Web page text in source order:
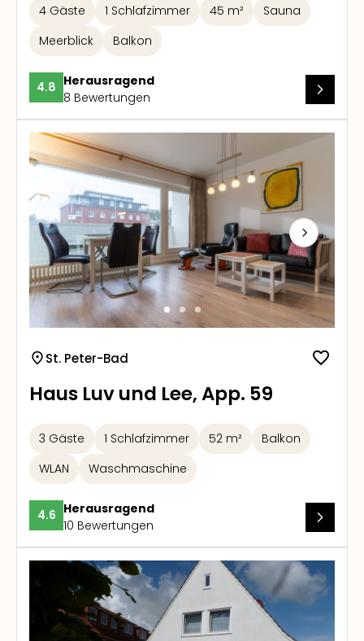
4 Gäste 1 Schlafzimmer 45 m²
Sauna
Meerblick
Balkon
4.8 Herausragend
8 Bewertungen
Next
St. Peter-Bad
Haus Luv und Lee, App. 59
3 Gäste 1 Schlafzimmer 52 m²
Balkon
WLAN
Waschmaschine
4.6 Herausragend
10 Bewertungen